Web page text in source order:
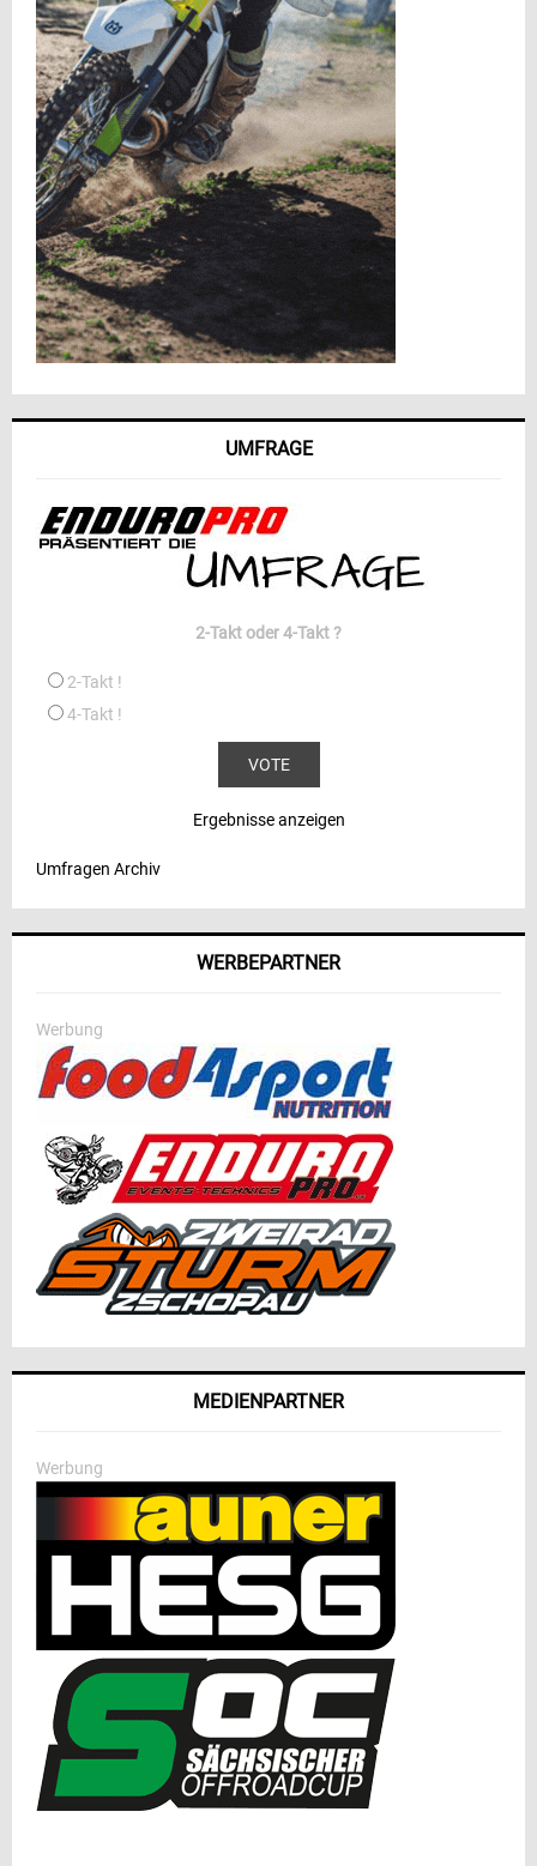
UMFRAGE
2-Takt oder 4-Takt ?
2-Takt !
4-Takt !
Ergebnisse anzeigen
Umfragen Archiv
WERBEPARTNER
Werbung
MEDIENPARTNER
Werbung